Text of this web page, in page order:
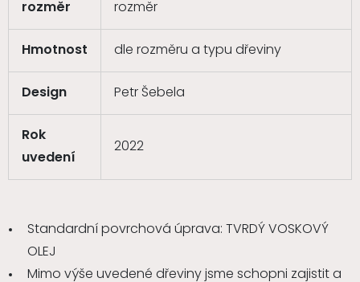
rozměr
rozměr
Hmotnost dle rozměru a typu dřeviny
Design Petr Šebela
Rok
uvedení
2022
Standardní povrchová úprava: TVRDÝ VOSKOVÝ
OLEJ
Mimo výše uvedené dřeviny jsme schopni zajistit a